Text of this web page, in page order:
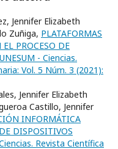
Jennifer Elizabeth
Zuñiga, PLATAFORMAS
PROCESO DE
UNESUM - Ciencias.
Vol. 5 Núm. 3 (2021):
Jennifer Elizabeth
Castillo, Jennifer
INFORMÁTICA
DISPOSITIVOS
Revista Científica